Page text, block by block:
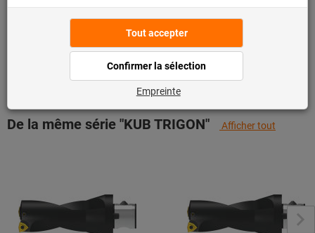
Description
Comparer avec des produits similaires
De la même série "KUB TRIGON" Afficher tout